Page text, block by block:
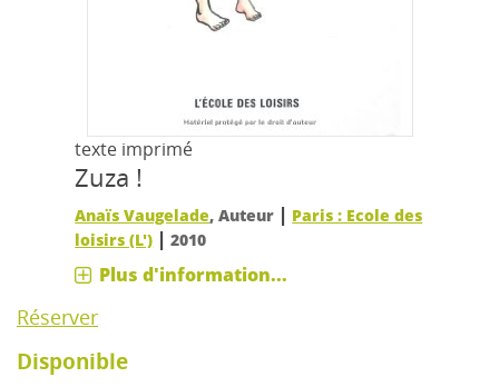
texte imprimé
Zuza !
Anaïs Vaugelade, Auteur | Paris : Ecole des
loisirs (L') |2010
Plus d'information...
Réserver
Disponible